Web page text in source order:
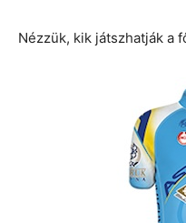
Nézzük, kik játszhatják a